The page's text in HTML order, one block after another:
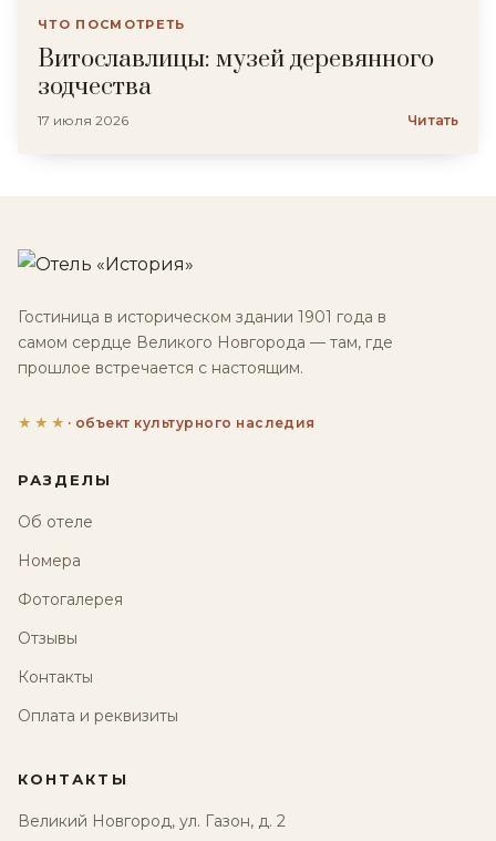
ЧТО ПОСМОТРЕТЬ
Витославлицы: музей деревянного
зодчества
17 июля 2026 Читать
Гостиница в историческом здании 1901 года в
самом сердце Великого Новгорода — там, где
прошлое встречается с настоящим.
★★★ · объект культурного наследия
РАЗДЕЛЫ
Об отеле
Номера
Фотогалерея
Отзывы
Контакты
Оплата и реквизиты
КОНТАКТЫ
Великий Новгород, ул. Газон, д. 2